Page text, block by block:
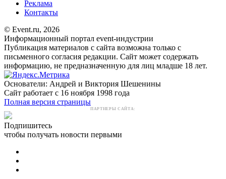
Реклама
Контакты
© Event.ru, 2026
Информационный портал event-индустрии
Публикация материалов с сайта возможна только с
письменного согласия редакции. Сайт может содержать
информацию, не предназначенную для лиц младше 18 лет.
Основатели: Андрей и Виктория Шешенины
Сайт работает с 16 ноября 1998 года
Полная версия страницы
ПАРТНЕРЫ САЙТА:
Подпишитесь
чтобы получать новости первыми